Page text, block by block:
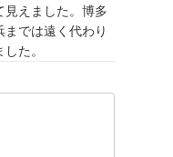
えました。博多
では遠く代わり
た。